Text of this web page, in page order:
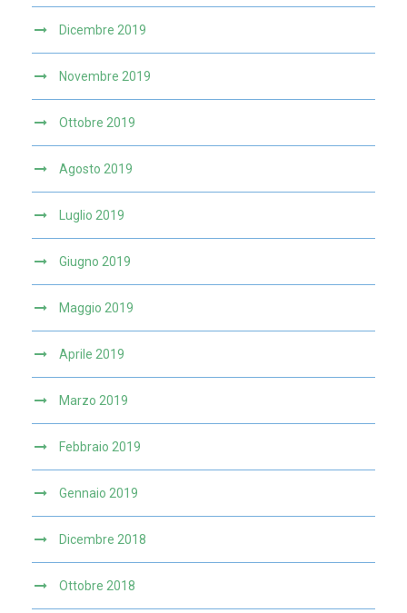
Dicembre 2019
Novembre 2019
Ottobre 2019
Agosto 2019
Luglio 2019
Giugno 2019
Maggio 2019
Aprile 2019
Marzo 2019
Febbraio 2019
Gennaio 2019
Dicembre 2018
Ottobre 2018